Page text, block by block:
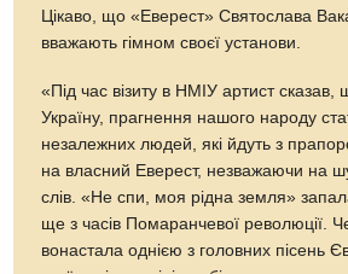
Цікаво, що «Еверест» Святослава
вважають гімном своєї установи.
«Під час візиту в НМІУ артист сказав,
Україну, прагнення нашого народу
незалежних людей, які йдуть з
на власний Еверест, незважаючи на
слів. «Не спи, моя рідна земля»
ще з часів Помаранчевої революції.
вонастала однією з головних пісень